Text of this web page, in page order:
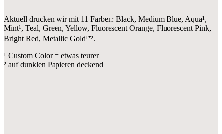
Aktuell drucken wir mit 11 Farben: Black, Medium Blue, Aqua¹,
Mint¹, Teal, Green, Yellow, Fluorescent Orange, Fluorescent Pink,
Bright Red, Metallic Gold¹⁺².
¹ Custom Color = etwas teurer
² auf dunklen Papieren deckend